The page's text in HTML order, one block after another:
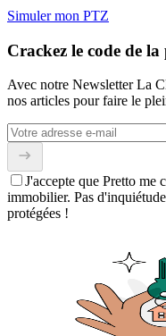
Simuler mon PTZ
Crackez le code de
Avec notre Newsletter La
nos articles pour faire le
J'accepte que Pretto me
immobilier. Pas
protégées !